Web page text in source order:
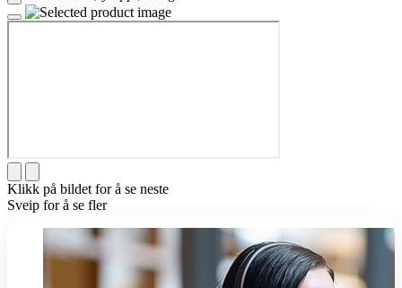
Klikk på bildet for å se neste
Sveip for å se fler